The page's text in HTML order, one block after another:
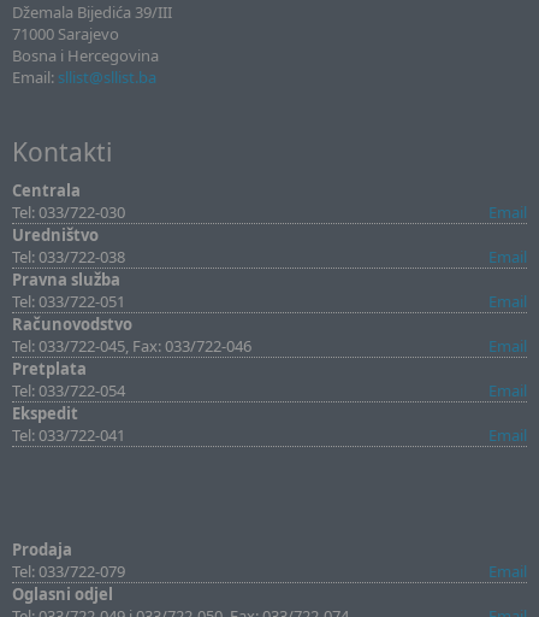
Džemala Bijedića 39/III
71000 Sarajevo
Bosna i Hercegovina
Email: sllist@sllist.ba
Kontakti
Centrala
Tel: 033/722-030
Email
Uredništvo
Tel: 033/722-038
Email
Pravna služba
Tel: 033/722-051
Email
Računovodstvo
Tel: 033/722-045, Fax: 033/722-046
Email
Pretplata
Tel: 033/722-054
Email
Ekspedit
Tel: 033/722-041
Email
Prodaja
Tel: 033/722-079
Email
Oglasni odjel